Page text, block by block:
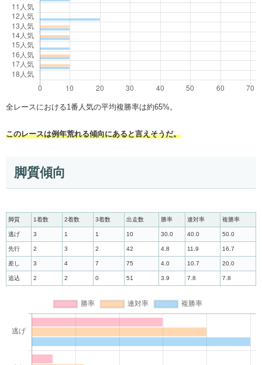
全レースにおける1番人気の平均複勝率は約65%。
このレースは例年荒れる傾向にあると言えそうだ。
脚質傾向
脚質 1着数 2着数 3着数 出走数 勝率 連対率 複勝率
逃げ 3 1 1 10 30.0 40.0 50.0
先行 2 3 2 42 4.8 11.9 16.7
差し 3 4 7 75 4.0 10.7 20.0
追込 2 2 0 51 3.9 7.8 7.8